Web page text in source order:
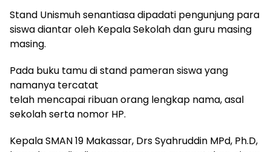
Stand Unismuh senantiasa dipadati pengunjung para
siswa diantar oleh Kepala Sekolah dan guru masing
masing.
Pada buku tamu di stand pameran siswa yang
namanya tercatat
telah mencapai ribuan orang lengkap nama, asal
sekolah serta nomor HP.
Kepala SMAN 19 Makassar, Drs Syahruddin MPd, Ph.D,